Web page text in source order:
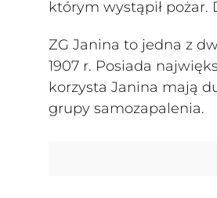
którym wystąpił
ZG Janina to jedna z
1907 r. Posiada
korzysta Janina mają
grupy samozapalenia.